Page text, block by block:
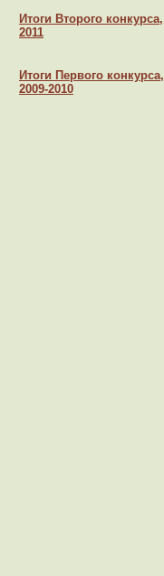
Итоги Второго конкурса,
2011
Итоги Первого конкурса,
2009-2010